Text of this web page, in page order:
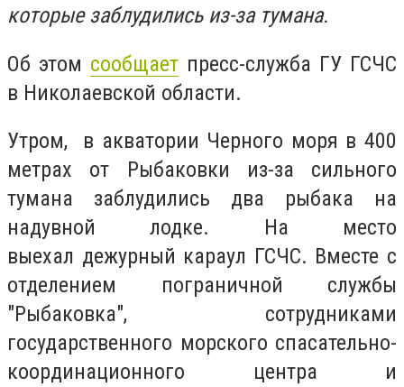
которые заблудились из-за тумана.
Об этом сообщает пресс-служба ГУ ГСЧС
в Николаевской области.
Утром, в акватории Черного моря в 400
метрах от Рыбаковки из-за сильного
тумана заблудились два рыбака на
надувной лодке. На место
выехал дежурный караул ГСЧС. Вместе с
отделением пограничной службы
"Рыбаковка", сотрудниками
государственного морского спасательно-
координационного центра и